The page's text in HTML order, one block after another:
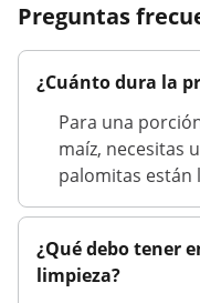
Preguntas
¿Cuánto dura la
Para una
maíz, necesitas
palomitas están
¿Qué debo tener
limpieza?